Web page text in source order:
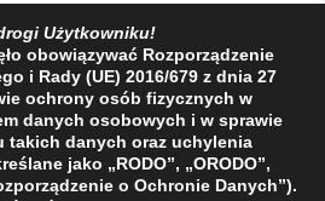
Facebook
X YouTube
prawa zastrzeżone
Użytkowniku!
obowiązywać Rozporządzenie
i Rady (UE) 2016/679 z dnia 27
ochrony osób fizycznych w
danych osobowych i w sprawie
takich danych oraz uchylenia
jako „RODO”, „ORODO”,
o Ochronie Danych”).